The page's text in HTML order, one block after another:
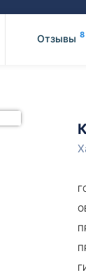
Отзывы 8